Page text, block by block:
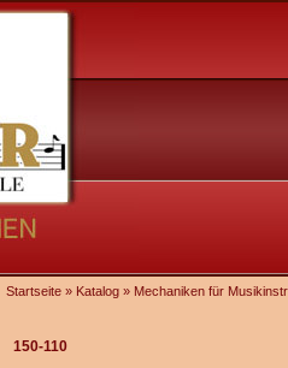
Startseite » Katalog » Mechaniken für
150-110